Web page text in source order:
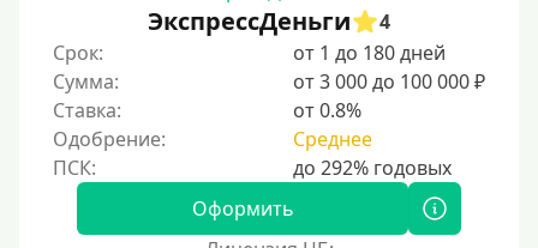
ЭкспрессДеньги
4
Срок:
от 1 до 180 дней
Сумма:
от 3 000 до 100 000 ₽
Ставка:
от 0.8%
Одобрение:
Среднее
Оформить